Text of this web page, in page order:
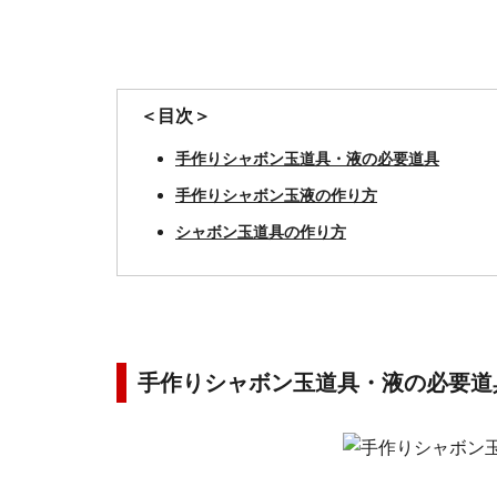
＜目次＞
手作りシャボン玉道具・液の必要道具
手作りシャボン玉液の作り方
シャボン玉道具の作り方
手作りシャボン玉道具・液の必要道